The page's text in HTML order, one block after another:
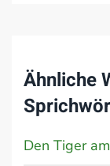
Ähnliche
Den Tiger